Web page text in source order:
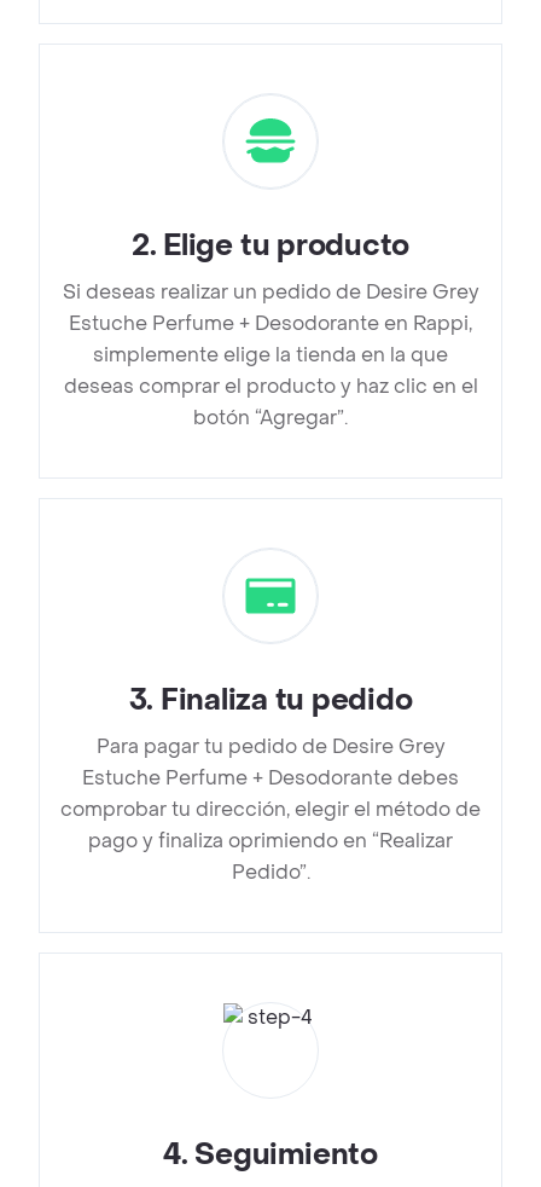
2. Elige tu producto
Si deseas realizar un pedido de Desire Grey
Estuche Perfume + Desodorante en Rappi,
simplemente elige la tienda en la que
deseas comprar el producto y haz clic en el
botón “Agregar”.
3. Finaliza tu pedido
Para pagar tu pedido de Desire Grey
Estuche Perfume + Desodorante debes
comprobar tu dirección, elegir el método de
pago y finaliza oprimiendo en “Realizar
Pedido”.
4. Seguimiento